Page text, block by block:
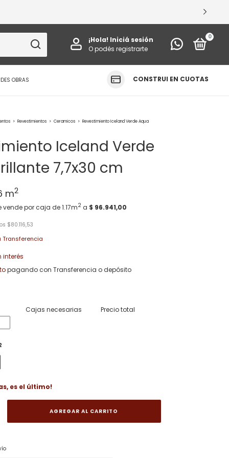
TUS ESPACIOS
¡Hola! Iniciá sesión
O podés registrarte
0
OBRAS CONSTRUI EN CUOTAS
> Revestimientos > Ceramicos > Revestimiento Iceland Verde Aqua
Iceland Verde
7,7x30 cm
m2
vende por caja de 1.17m2 a $ 96.941,00
$80.116,53
interés
pagando con Transferencia o depósito
Cajas necesarias Precio total
es el último!